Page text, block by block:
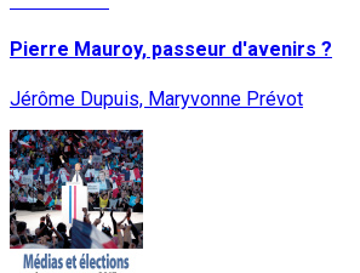
Pierre Mauroy, passeur d'avenirs ?
Jérôme Dupuis, Maryvonne Prévot